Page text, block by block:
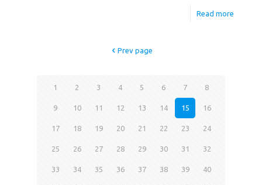
Read more
Prev page
1 2 3 4 5 6 7 8
9 10 11 12 13 14 15 16
17 18 19 20 21 22 23 24
25 26 27 28 29 30 31 32
33 34 35 36 37 38 39 40